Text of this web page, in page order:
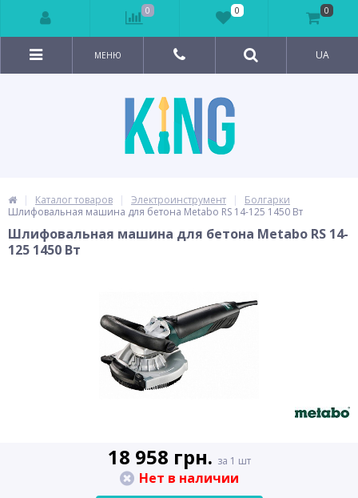
МЕНЮ UA
Каталог товаров Электроинструмент
Болгарки
Шлифовальная машина для бетона Metabo RS 14-125 1450 Вт
Шлифовальная машина для бетона Metabo RS 14-
125 1450 Вт
18 958 грн. за 1 шт
Нет в наличии
0 0 0